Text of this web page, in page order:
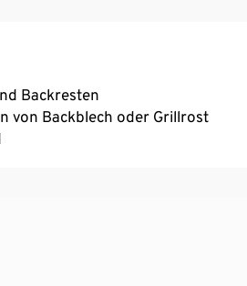
Backresten
von Backblech oder Grillrost